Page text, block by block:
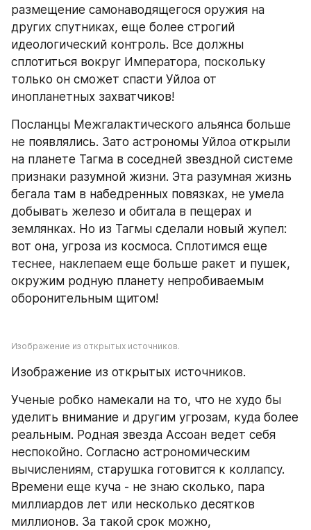
размещение самонаводящегося оружия на
других спутниках, еще более строгий
идеологический контроль. Все должны
сплотиться вокруг Императора, поскольку
только он сможет спасти Уйлоа от
инопланетных захватчиков!
Посланцы Межгалактического альянса больше
не появлялись. Зато астрономы Уйлоа открыли
на планете Тагма в соседней звездной системе
признаки разумной жизни. Эта разумная жизнь
бегала там в набедренных повязках, не умела
добывать железо и обитала в пещерах и
землянках. Но из Тагмы сделали новый жупел:
вот она, угроза из космоса. Сплотимся еще
теснее, наклепаем еще больше ракет и пушек,
окружим родную планету непробиваемым
оборонительным щитом!
Изображение из открытых источников.
Изображение из открытых источников.
Ученые робко намекали на то, что не худо бы
уделить внимание и другим угрозам, куда более
реальным. Родная звезда Ассоан ведет себя
неспокойно. Согласно астрономическим
вычислениям, старушка готовится к коллапсу.
Времени еще куча - не знаю сколько, пара
миллиардов лет или несколько десятков
миллионов. За такой срок можно,